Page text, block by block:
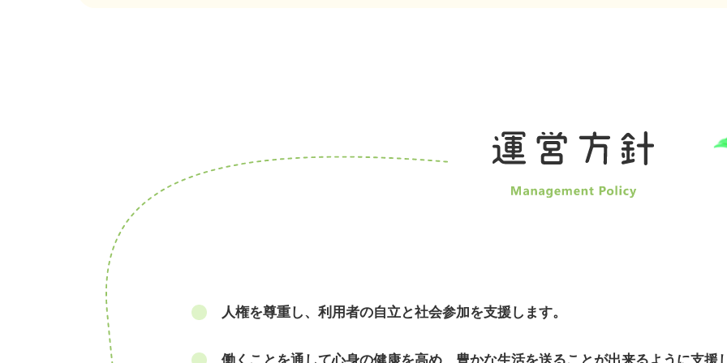
人権を尊重し、利用者の自立と社会参加を支援します。
働くことを通して心身の健康を高め、豊かな生活を送ることが出来るように支援